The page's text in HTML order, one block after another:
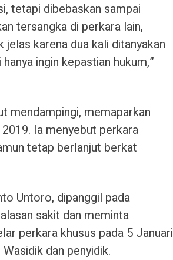
tetapi dibebaskan sampai
tersangka di perkara lain,
jelas karena dua kali ditanyakan
ingin kepastian hukum,”
mendampingi, memaparkan
Ia menyebut perkara
tetap berlanjut berkat
Untoro, dipanggil pada
sakit dan meminta
perkara khusus pada 5 Januari
dan penyidik.